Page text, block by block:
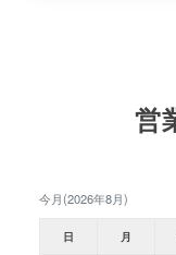
営
今月(2026年8月)
日 月